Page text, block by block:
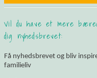
Vil du have et mere
dig nyhedsbrevet:
Få nyhedsbrevet og bliv
familieliv